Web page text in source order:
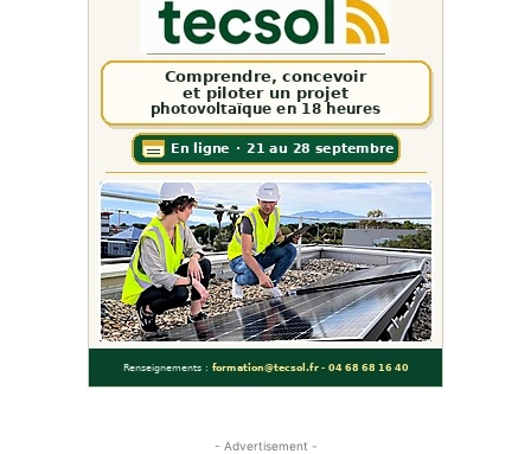
- Advertisement -